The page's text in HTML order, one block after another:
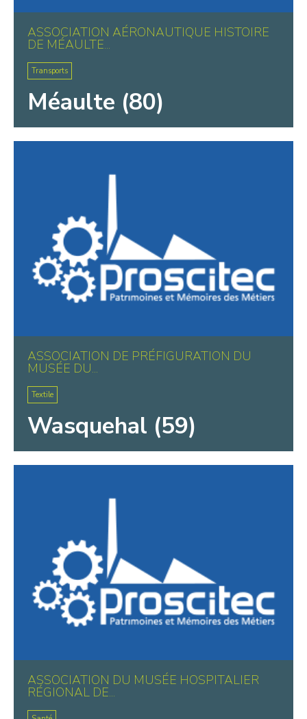
ASSOCIATION AÉRONAUTIQUE HISTOIRE
DE MÉAULTE...
Transports
Méaulte (80)
ASSOCIATION DE PRÉFIGURATION DU
MUSÉE DU...
Textile
Wasquehal (59)
ASSOCIATION DU MUSÉE HOSPITALIER
RÉGIONAL DE...